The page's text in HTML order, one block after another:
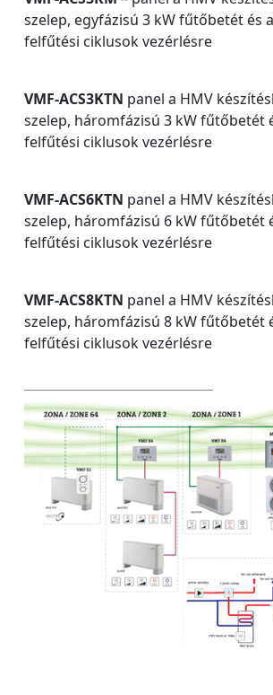
szelep, egyfázisú 3 kW fűtőbetét és
felfűtési ciklusok vezérlésre
VMF-ACS3KTN panel a HMV
szelep, háromfázisú 3 kW fűtőbetét
felfűtési ciklusok vezérlésre
VMF-ACS6KTN panel a HMV
szelep, háromfázisú 6 kW fűtőbetét
felfűtési ciklusok vezérlésre
VMF-ACS8KTN panel a HMV
szelep, háromfázisú 8 kW fűtőbetét
felfűtési ciklusok vezérlésre